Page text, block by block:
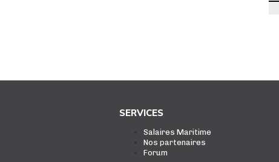
SERVICES
Salaires Maritime
Nos partenaires
Forum